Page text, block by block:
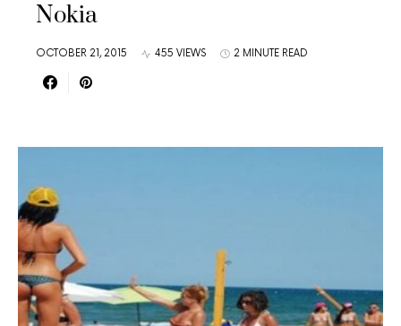
Nokia
OCTOBER 21, 2015 455 VIEWS 2 MINUTE READ